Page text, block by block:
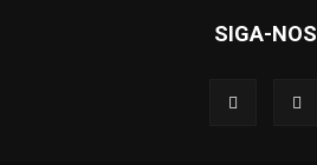
SIGA-NOS